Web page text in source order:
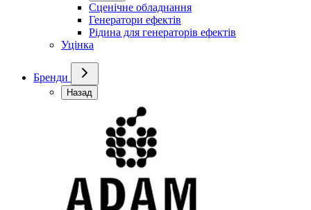
Сценічне обладнання
Генератори ефектів
Рідина для генераторів ефектів
Уцінка
Бренди
Назад